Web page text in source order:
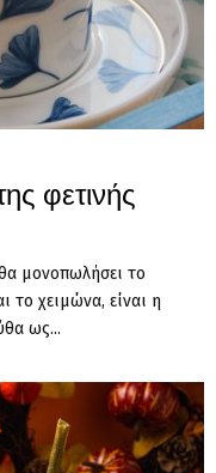
φετινής
μονοπωλήσει το
το χειμώνα, είναι η
ως...